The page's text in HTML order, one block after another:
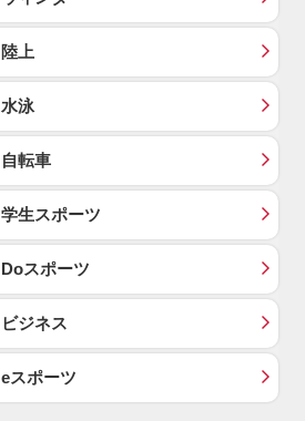
陸上
水泳
自転車
学生スポーツ
Doスポーツ
ビジネス
eスポーツ